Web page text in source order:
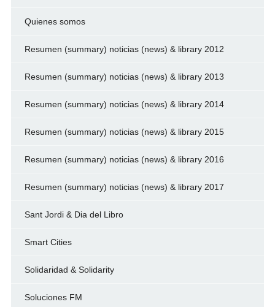
Quienes somos
Resumen (summary) noticias (news) & library 2012
Resumen (summary) noticias (news) & library 2013
Resumen (summary) noticias (news) & library 2014
Resumen (summary) noticias (news) & library 2015
Resumen (summary) noticias (news) & library 2016
Resumen (summary) noticias (news) & library 2017
Sant Jordi & Dia del Libro
Smart Cities
Solidaridad & Solidarity
Soluciones FM